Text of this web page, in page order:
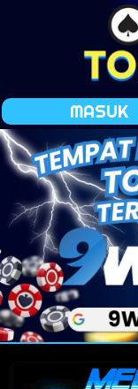
MASUK